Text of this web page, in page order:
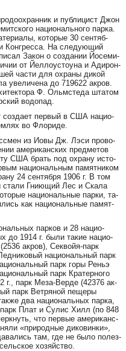
и пуб­ли­цист Джон
на­ци­о­наль­но­го пар­ка.
ко­то­рые 30 сен­тяб­
Конг­рес­са. На сле­ду­ю­щий
За­кон о соз­да­нии Йо­се­ми­
от Йел­ло­ус­то­у­на и Ади­рон­
час­ти для ох­ра­ны ди­кой
уве­ли­че­на до 719622 ак­ров.
Ф. Ольмсте­да шта­том
во­до­пад.
соз­да­ет пер­вый в США на­ци­о­
во Фло­ри­де.
из Ио­вы Дж. Лэ­си про­во­
аме­ри­ка­нс­ких пред­ме­тов
США брать под ох­ра­ну ис­то­
на­ци­о­наль­ным па­мят­ни­ком
24 сен­тяб­ря 1906 г. В том
ста­ли Гни­ю­щий Лес и Ска­ла
на­ци­о­наль­ные пар­ки, та­
как на­ци­о­наль­ные па­мят­
пар­ков и 28 на­ци­о­
до 1914 г. бы­ли такие на­ци­о­
ак­ров), Сек­войя-парк
на­ци­о­наль­ный парк
парк го­ры Реньэ
парк Кра­тер­но­го
г., парк Ме­за-Вер­де (42376 ак­
парк Вет­ряной пе­ще­ры
два на­ци­о­наль­ных пар­ка,
Плат и Су­лис Хилл (по 848
что пер­вые аме­ри­ка­нс­
«при­род­ные ди­ко­вин­ки»,
там, где не бы­ло по­лез­
хо­зяй­ство.